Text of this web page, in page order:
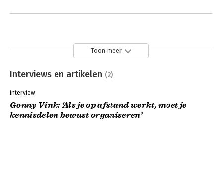
Toon meer
Interviews en artikelen (2)
interview
Gonny Vink: ‘Als je op afstand werkt, moet je
kennisdelen bewust organiseren’